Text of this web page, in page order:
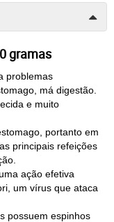
gramas
problemas
má digestão.
e muito
portanto em
principais refeições
ação efetiva
um vírus que ataca
possuem espinhos